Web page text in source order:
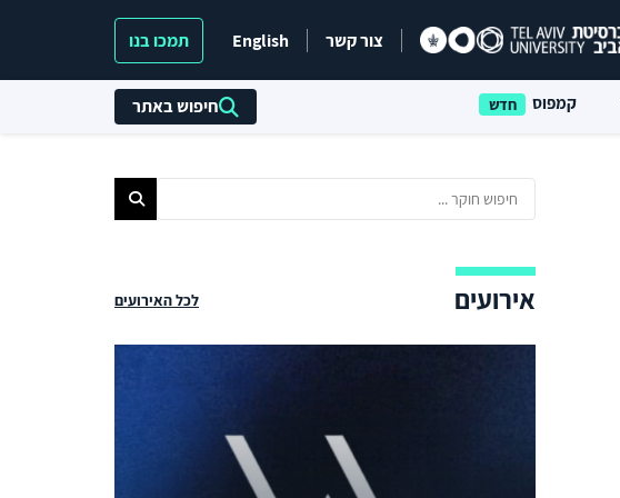
צור קשר English תמכו בנו
קמפוס חיפוש באתר
אירועים לכל האירועים